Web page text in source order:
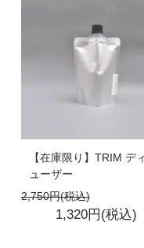
【在庫限り】TRIM デ
ューザー
2,750円(税込)
1,320円(税込)